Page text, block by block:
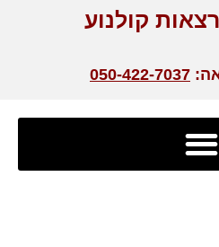
קולנוע
050-422-7037